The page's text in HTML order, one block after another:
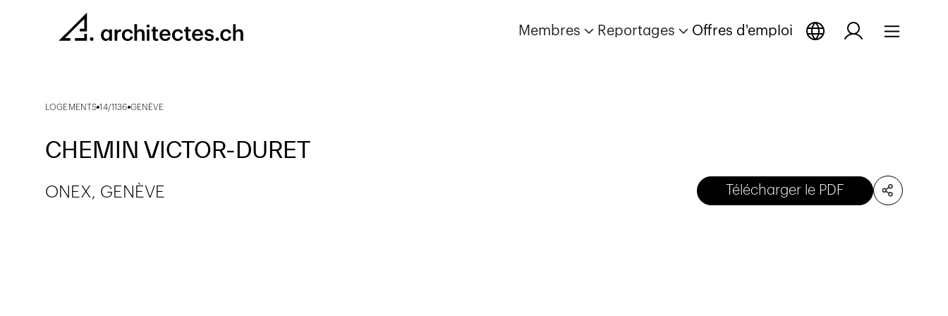
Membres Reportages Offres d'emploi
LOGEMENTS 14/1136 GENÈVE
CHEMIN VICTOR-DURET
ONEX, GENÈVE Télécharger le PDF